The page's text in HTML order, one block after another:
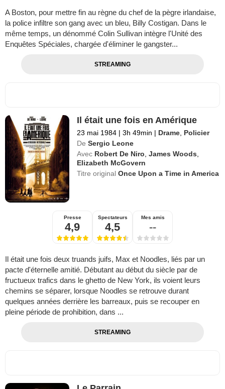
A Boston, pour mettre fin au règne du chef de la pègre irlandaise,
la police infiltre son gang avec un bleu, Billy Costigan. Dans le
même temps, un dénommé Colin Sullivan intègre l'Unité des
Enquêtes Spéciales, chargée d'éliminer le gangster...
STREAMING
Il était une fois en Amérique
23 mai 1984 | 3h 49min | Drame Policier
De Sergio Leone
Avec Robert De Niro ,James Woods
Elizabeth McGovern
Titre originalOnce Upon a Time in America
Presse
4,9
Spectateurs
4,5
Mes amis
--
Il était une fois deux truands juifs, Max et Noodles, liés par un
pacte d'éternelle amitié. Débutant au début du siècle par de
fructueux trafics dans le ghetto de New York, ils voient leurs
chemins se séparer, lorsque Noodles se retrouve durant
quelques années derrière les barreaux, puis se recouper en
pleine période de prohibition, dans ...
STREAMING